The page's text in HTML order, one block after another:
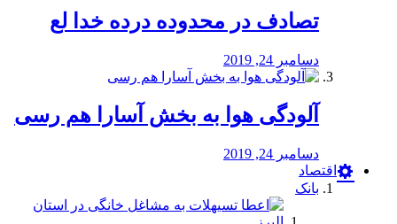
تصادف در محدوده درده خدا لع
دسامبر 24, 2019
آلودگی هوا به بخش آسارا هم رسی
دسامبر 24, 2019
اقتصاد
بانک